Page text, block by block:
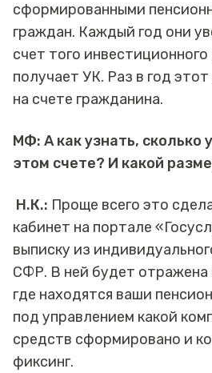
сформированными
граждан. Каждый год они
счет того
получает УК. Раз в год
на счете гражданина.
МФ: А как узнать, сколько
этом счете? И какой
Н.К.: Проще всего это
кабинет на портале
выписку из
СФР. В ней будет отражена
где находятся ваши
под управлением какой
средств сформировано и
фиксинг.